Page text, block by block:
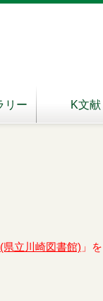
リー K文献
立川崎図書館) 」